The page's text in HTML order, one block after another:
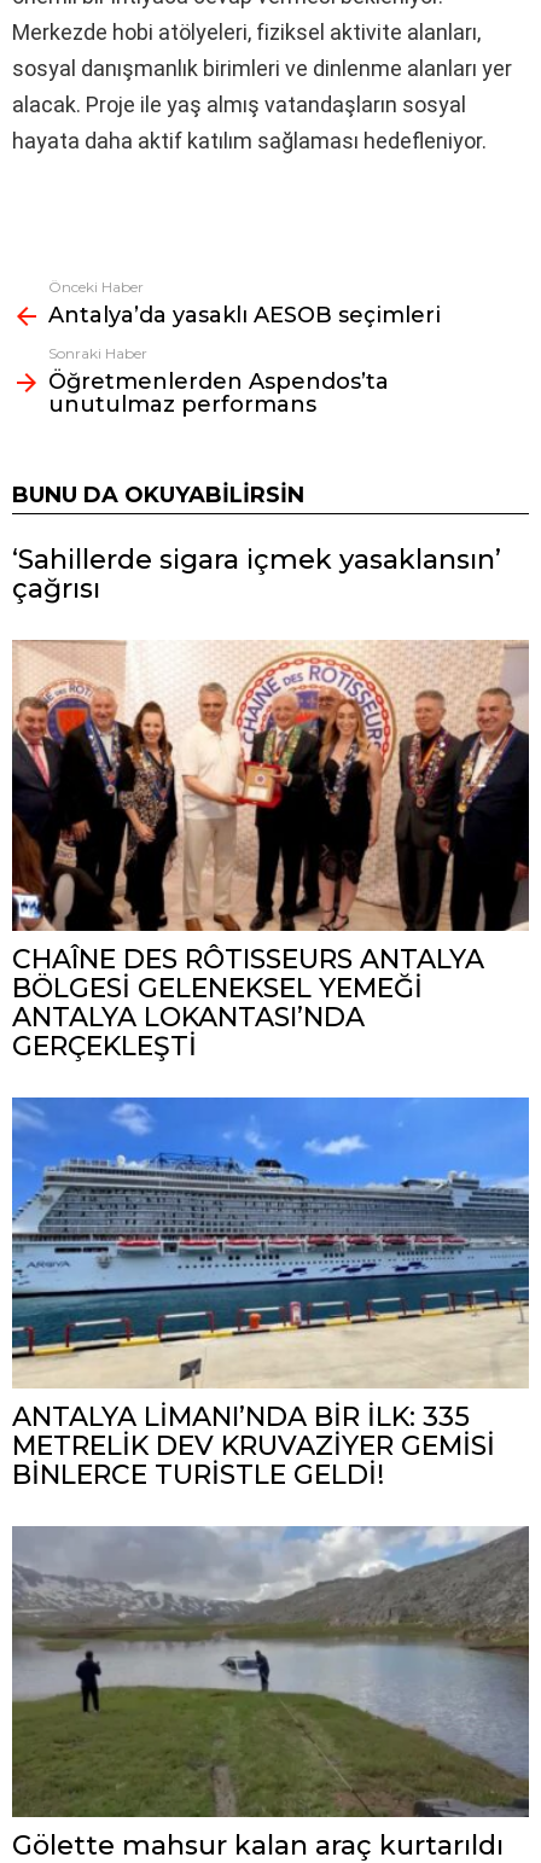
Merkezde hobi atölyeleri, fiziksel aktivite alanları,
sosyal danışmanlık birimleri ve dinlenme alanları yer
alacak. Proje ile yaş almış vatandaşların sosyal
hayata daha aktif katılım sağlaması hedefleniyor.
Fazlasına
bak
Önceki Haber
Antalya’da yasaklı AESOB seçimleri
Sonraki Haber
Öğretmenlerden Aspendos’ta
unutulmaz performans
BUNU DA OKUYABILIRSIN
‘Sahillerde sigara içmek yasaklansın’
çağrısı
CHAÎNE DES RÔTISSEURS ANTALYA
BÖLGESİ GELENEKSEL YEMEĞİ
ANTALYA LOKANTASI’NDA
GERÇEKLEŞTİ
ANTALYA LİMANI’NDA BİR İLK: 335
METRELİK DEV KRUVAZİYER GEMİSİ
BİNLERCE TURİSTLE GELDİ!
Gölette mahsur kalan araç kurtarıldı